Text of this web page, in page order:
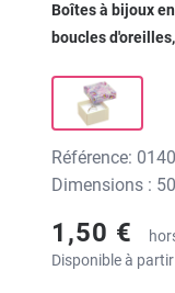
Boîtes à bijoux
boucles
Référence:
Dimensions :
1,50 €
Disponible à